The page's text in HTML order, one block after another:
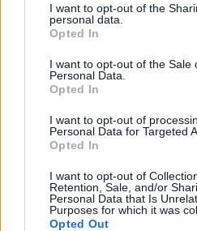
not limited to your visit or usage
grant or deny consent to Google
use your data for below
consent section.
I want to opt-out of the
personal data.
Opted In
I want to opt-out of the Sale
Personal Data.
Opted In
I want to opt-out of
Personal Data for Targeted
Opted In
I want to opt-out of
Retention, Sale, and/or
Personal Data that Is
Purposes for which it was
Opted Out
Continua a leggere
LIFESTYLE